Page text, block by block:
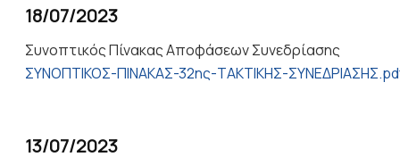
18/07/2023
Συνοπτικός Πίνακας Αποφάσεων Συνεδρίασης
ΣΥΝΟΠΤΙΚΟΣ-ΠΙΝΑΚΑΣ-32ης-ΤΑΚΤΙΚΗΣ-
13/07/2023